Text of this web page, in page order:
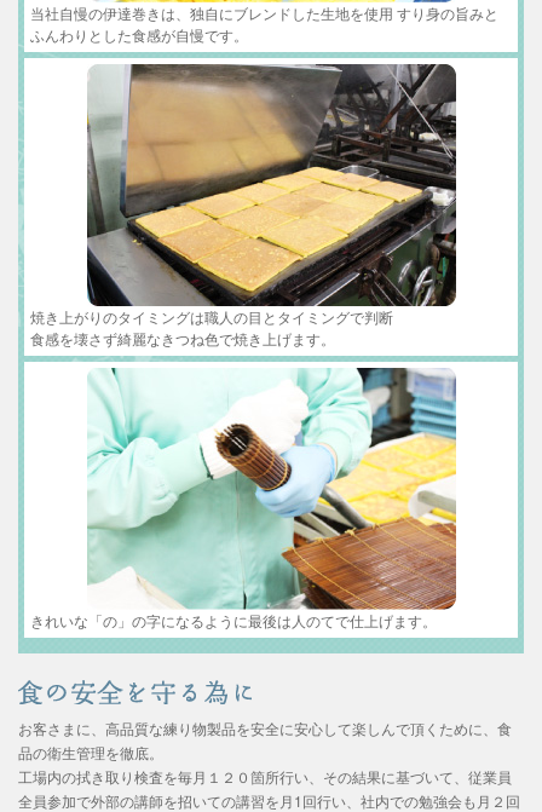
当社自慢の伊達巻きは、独自にブレンドした生地を使用 すり身の旨みと
ふんわりとした食感が自慢です。
焼き上がりのタイミングは職人の目とタイミングで判断
食感を壊さず綺麗なきつね色で焼き上げます。
きれいな「の」の字になるように最後は人のてで仕上げます。
お客さまに、高品質な練り物製品を安全に安心して楽しんで頂くために、食
品の衛生管理を徹底。
工場内の拭き取り検査を毎月１２０箇所行い、その結果に基づいて、従業員
全員参加で外部の講師を招いての講習を月1回行い、社内での勉強会も月２回